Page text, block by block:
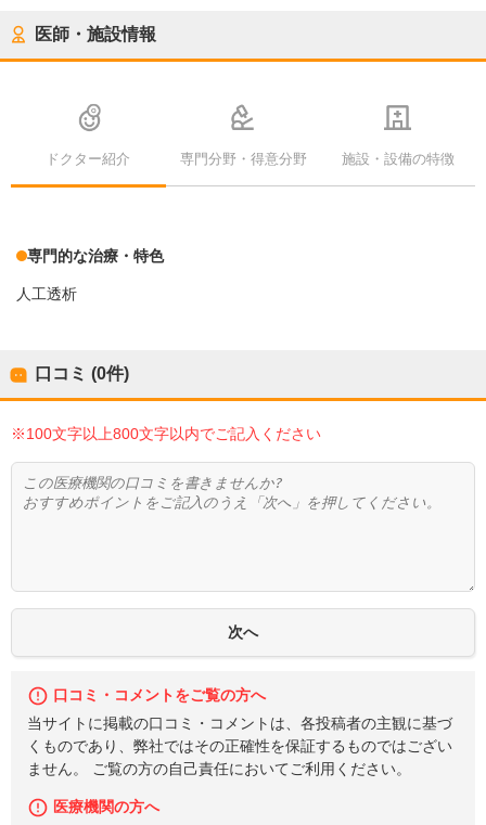
医師・施設情報
ドクター紹介 専門分野・得意分野 施設・設備の特徴
専門的な治療・特色
人工透析
口コミ (0件)
※100文字以上800文字以内でご記入ください
口コミ・コメントをご覧の方へ
当サイトに掲載の口コミ・コメントは、各投稿者の主観に基づ
くものであり、弊社ではその正確性を保証するものではござい
ません。 ご覧の方の自己責任においてご利用ください。
医療機関の方へ